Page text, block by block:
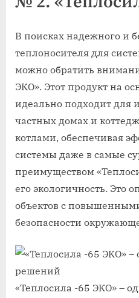
В поисках надежного и
теплоносителя для
можно обратить
ЭКО». Этот продукт на
идеально подходит для
частных домах и
котлами, обеспечивая
системы даже в самые
преимуществом
его экологичность. Это
объектов с
безопасности
«Теплосила -65 ЭКО» –